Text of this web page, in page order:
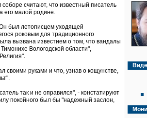
считают, что известный писатель
его малой родине.
был летописцем уходящей
роковым для традиционного
вызвана известием о том, что вандалы
Вологодской области", -
своими руками и что, узнав о кощунстве,
так и не оправился", - констатируют
покойного был бы "надежный заслон,